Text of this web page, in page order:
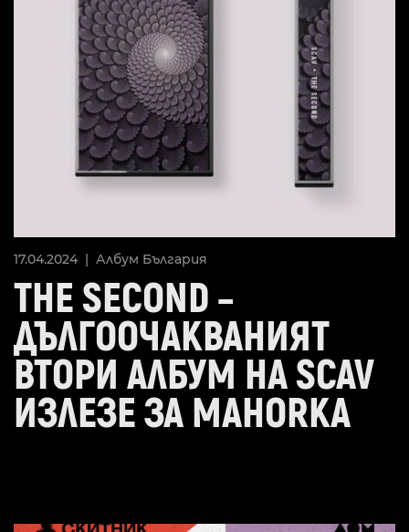
17.04.2024 | Албум България
THE SECOND –
ДЪЛГООЧАКВАНИЯТ
ВТОРИ АЛБУМ НА SCAV
ИЗЛЕЗЕ ЗА MAHORKA